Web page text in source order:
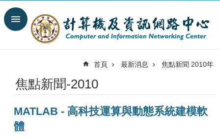
跳到主要內容區塊
搜
尋
最
消
息
首頁 最新消息 焦點新聞 2010年
焦點新聞-2010
MATLAB - 高科技運算與動態系統建模軟
體